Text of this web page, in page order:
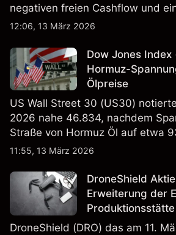
negativen freien Cashflow und
EBITDA von 9,6–10,1 Mrd. € hin.
verlässlicher Indikator für
12:06, 13 März 2026
Dow Jones Index
Hormuz-
Ölpreise
US Wall Street 30 (US30)
2026 nahe 46.834, nachdem
Straße von Hormuz Öl auf etwa
und die US-Arbeitslosigkeit auf
verlässlicher Indikator für
11:55, 13 März 2026
DroneShield
Erweiterung der
Produktionsstätte
DroneShield (DRO) das am 11.